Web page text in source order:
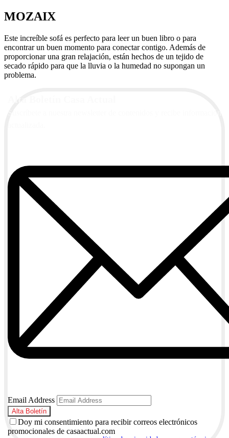
MOZAIX
Este increíble sofá es perfecto para leer un buen libro o para
encontrar un buen momento para conectar contigo. Además de
proporcionar una gran relajación, están hechos de un tejido de
secado rápido para que la lluvia o la humedad no supongan un
problema.
Email Address
Doy mi consentimiento para recibir correos electrónicos
promocionales de casaactual.com